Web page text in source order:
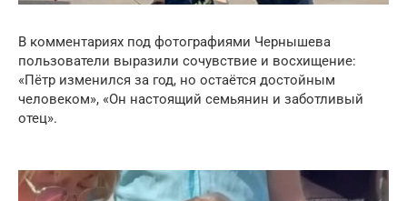
В комментариях под фотографиями Чернышева
пользователи выразили сочувствие и восхищение:
«Пётр изменился за год, но остаётся достойным
человеком», «Он настоящий семьянин и заботливый
отец».